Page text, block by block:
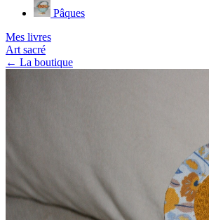
Pâques
Mes livres
Art sacré
← La boutique